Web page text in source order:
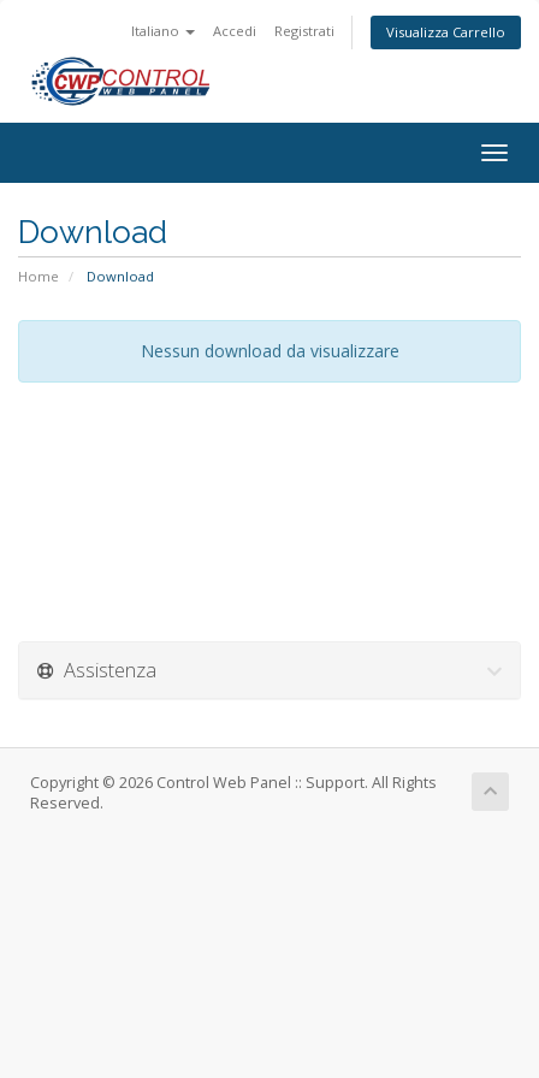
Italiano Accedi Registrati Visualizza Carrello
Download
Home Download
Nessun download da visualizzare
Assistenza
Copyright © 2026 Control Web Panel :: Support. All Rights
Reserved.